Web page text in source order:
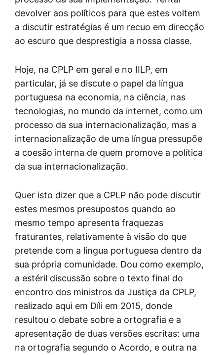
devolver aos políticos para que estes voltem
a discutir estratégias é um recuo em direcção
ao escuro que desprestigia a nossa classe.
Hoje, na CPLP em geral e no IILP, em
particular, já se discute o papel da língua
portuguesa na economia, na ciência, nas
tecnologias, no mundo da internet, como um
processo da sua internacionalização, mas a
internacionalização de uma língua pressupõe
a coesão interna de quem promove a política
da sua internacionalização.
Quer isto dizer que a CPLP não pode discutir
estes mesmos presupostos quando ao
mesmo tempo apresenta fraquezas
fraturantes, relativamente à visão do que
pretende com a língua portuguesa dentro da
sua própria comunidade. Dou como exemplo,
a estéril discussão sobre o texto final do
encontro dos ministros da Justiça da CPLP,
realizado aqui em Díli em 2015, donde
resultou o debate sobre a ortografia e a
apresentação de duas versões escritas: uma
na ortografia segundo o Acordo, e outra na